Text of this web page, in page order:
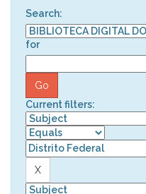
Search:
for
Current filters: